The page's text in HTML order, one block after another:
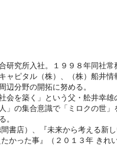
研究所入社。１９９８年同社常
ピタル（株）、（株）船井情
辺分野の開拓に努める。
会を築く」という父・舩井幸雄
」の集合意識で「ミロクの世」
。
書店）、『未来から考える新し
かった事』（２０１３年 きれ